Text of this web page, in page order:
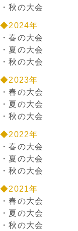
・秋の大会
◆2024年
・春の大会
・ 夏の大会
・秋の大会
◆2023年
・春の大会
・ 夏の大会
・秋の大会
◆2022年
・春の大会
・ 夏の大会
・秋の大会
◆2021年
・春の大会
・ 夏の大会
・秋の大会